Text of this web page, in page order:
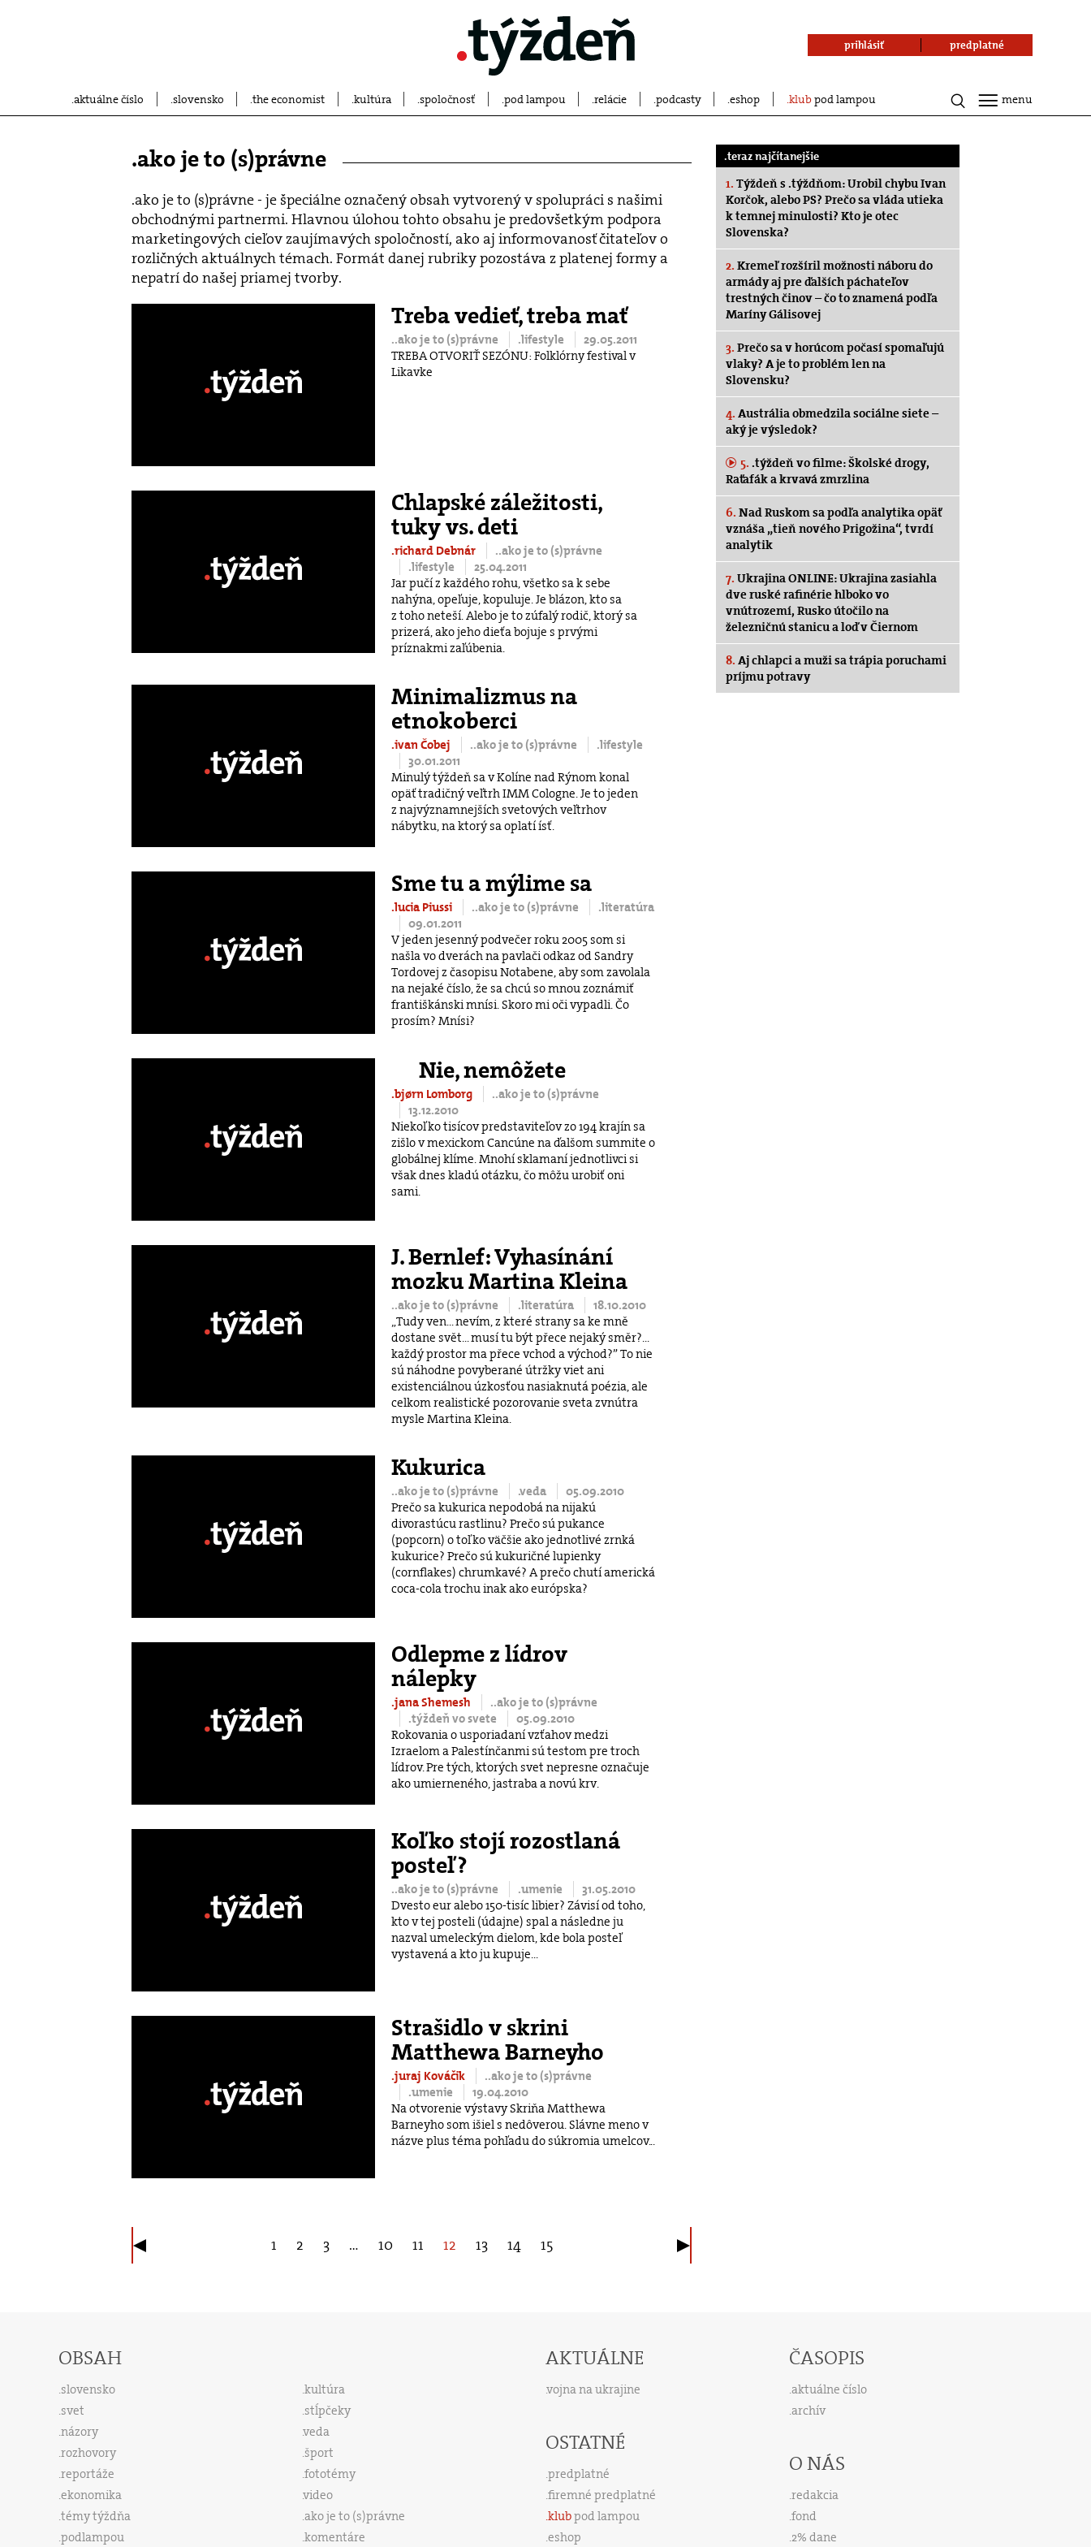
aktuálne číslo slovensko the economist kultúra spoločnosť pod lampou relácie podcasty eshop klubpod lampou
prihlásiť predplatné
menu
.ako je to (s)právne
.ako je to (s)právne - je špeciálne označený obsah vytvorený v spolupráci s našimi
obchodnými partnermi. Hlavnou úlohou tohto obsahu je predovšetkým podpora
marketingových cieľov zaujímavých spoločností, ako aj informovanosť čitateľov o
rozličných aktuálnych témach. Formát danej rubriky pozostáva z platenej formy a
nepatrí do našej priamej tvorby.
Treba vedieť, treba mať
..ako je to (s)právne .lifestyle
29.05.2011
​TREBA OTVORIŤ SEZÓNU: Folklórny festival v
Likavke
Chlapské záležitosti,
tuky vs. deti
.richard Debnár
..ako je to (s)právne
.lifestyle
25.04.2011
Jar pučí z každého rohu, všetko sa k sebe
nahýna, opeľuje, kopuluje. Je blázon, kto sa
z toho neteší. Alebo je to zúfalý rodič, ktorý sa
prizerá, ako jeho dieťa bojuje s prvými
príznakmi zaľúbenia.
Minimalizmus na
etnokoberci
.ivan Čobej ..ako je to (s)právne
.lifestyle
30.01.2011
Minulý týždeň sa v Kolíne nad Rýnom konal
opäť tradičný veľtrh IMM Cologne. Je to jeden
z najvýznamnejších svetových veľtrhov
nábytku, na ktorý sa oplatí ísť.
Sme tu a mýlime sa
.lucia Piussi ..ako je to (s)právne
.literatúra
09.01.2011
V jeden jesenný podvečer roku 2005 som si
našla vo dverách na pavlači odkaz od Sandry
Tordovej z časopisu Notabene, aby som zavolala
na nejaké číslo, že sa chcú so mnou zoznámiť
františkánski mnísi. Skoro mi oči vypadli. Čo
prosím? Mnísi?
Nie, nemôžete
.bjørn Lomborg
..ako je to (s)právne
13.12.2010
Niekoľko tisícov predstaviteľov zo 194 krajín sa
zišlo v mexickom Cancúne na ďalšom summite o
globálnej klíme. Mnohí sklamaní jednotlivci si
však dnes kladú otázku, čo môžu urobiť oni
sami.
J. Bernlef: Vyhasínání
mozku Martina Kleina
..ako je to (s)právne .literatúra
18.10.2010
„Tudy ven... nevím, z které strany sa ke mně
dostane svět... musí tu být přece nejaký směr?...
každý prostor ma přece vchod a východ?” To nie
sú náhodne povyberané útržky viet ani
existenciálnou úzkosťou nasiaknutá poézia, ale
celkom realistické pozorovanie sveta zvnútra
mysle Martina Kleina.
Kukurica
..ako je to (s)právne .veda
05.09.2010
Prečo sa kukurica nepodobá na nijakú
divorastúcu rastlinu? Prečo sú pukance
(popcorn) o toľko väčšie ako jednotlivé zrnká
kukurice? Prečo sú kukuričné lupienky
(cornflakes) chrumkavé? A prečo chutí americká
coca-cola trochu inak ako európska?
Odlepme z lídrov
nálepky
.jana Shemesh
..ako je to (s)právne
.týždeň vo svete
05.09.2010
Rokovania o usporiadaní vzťahov medzi
Izraelom a Palestínčanmi sú testom pre troch
lídrov. Pre tých, ktorých svet nepresne označuje
ako umierneného, jastraba a novú krv.
Koľko stojí rozostlaná
posteľ?
..ako je to (s)právne .umenie
31.05.2010
Dvesto eur alebo 150-tisíc libier? Závisí od toho,
kto v tej posteli (údajne) spal a následne ju
nazval umeleckým dielom, kde bola posteľ
vystavená a kto ju kupuje...
Strašidlo v skrini
Matthewa Barneyho
.juraj Kováčik
..ako je to (s)právne
.umenie
19.04.2010
Na otvorenie výstavy Skriňa Matthewa
Barneyho som išiel s nedôverou. Slávne meno v
názve plus téma pohľadu do súkromia umelcov...
1 2 3 … 10 11 12 13 14 15
.teraz najčítanejšie
1. Týždeň s .týždňom: Urobil chybu Ivan
Korčok, alebo PS? Prečo sa vláda utieka
k temnej minulosti? Kto je otec
Slovenska?
2. Kremeľ rozšíril možnosti náboru do
armády aj pre ďalších páchateľov
trestných činov – čo to znamená podľa
Maríny Gálisovej
3. Prečo sa v horúcom počasí spomaľujú
vlaky? A je to problém len na
Slovensku?
4. Austrália obmedzila sociálne siete –
aký je výsledok?
5. .týždeň vo filme: Školské drogy,
Raťafák a krvavá zmrzlina
6. Nad Ruskom sa podľa analytika opäť
vznáša „tieň nového Prigožina“, tvrdí
analytik
7. Ukrajina ONLINE: Ukrajina zasiahla
dve ruské rafinérie hlboko vo
vnútrozemí, Rusko útočilo na
železničnú stanicu a loď v Čiernom
8. Aj chlapci a muži sa trápia poruchami
príjmu potravy
OBSAH
slovensko
svet
názory
rozhovory
reportáže
ekonomika
témy týždňa
podlampou
kultúra
stĺpčeky
veda
šport
fototémy
video
ako je to (s)právne
komentáre
AKTUÁLNE
vojna na ukrajine
OSTATNÉ
predplatné
firemné predplatné
klubpod lampou
eshop
ČASOPIS
aktuálne číslo
archív
O NÁS
redakcia
fond
2% dane